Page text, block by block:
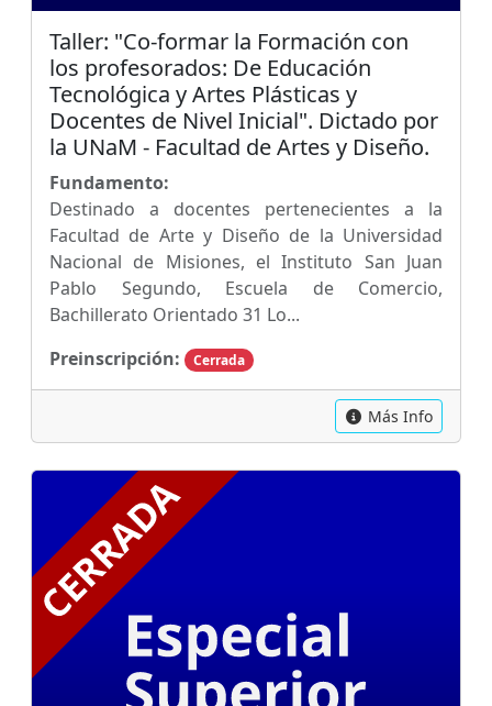
Taller: "Co-formar la Formación con
los profesorados: De Educación
Tecnológica y Artes Plásticas y
Docentes de Nivel Inicial". Dictado por
la UNaM - Facultad de Artes y Diseño.
Fundamento:
Destinado a docentes pertenecientes a la
Facultad de Arte y Diseño de la Universidad
Nacional de Misiones, el Instituto San Juan
Pablo Segundo, Escuela de Comercio,
Bachillerato Orientado 31 Lo...
Preinscripción:
Cerrada
Más Info